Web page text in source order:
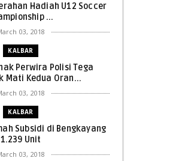
Hadiah U12 Soccer
...
03, 2018
KALBAR
Perwira Polisi Tega
Mati Kedua Oran...
03, 2018
KALBAR
Subsidi di Bengkayang
1.239 Unit
03, 2018